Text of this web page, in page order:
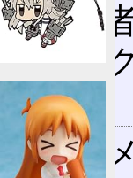
身障
ドッ
施設
グル